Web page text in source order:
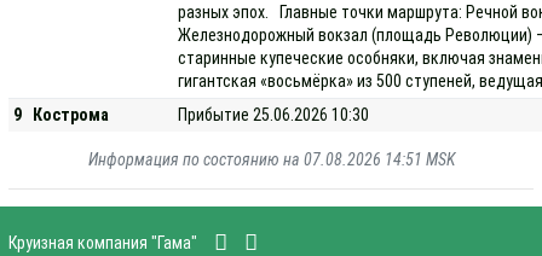
разных эпох. Главные точки маршрута: Речной
Железнодорожный вокзал (площадь Революции)
старинные купеческие особняки, включая
гигантская «восьмёрка» из 500 ступеней,
9
Кострома Прибытие 25.06.2026 10:30
Информация по состоянию на 07.08.2026 14:51 MSK
Круизная компания "Гама"